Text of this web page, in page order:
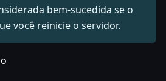
bem-sucedida se o
você reinicie o servidor.